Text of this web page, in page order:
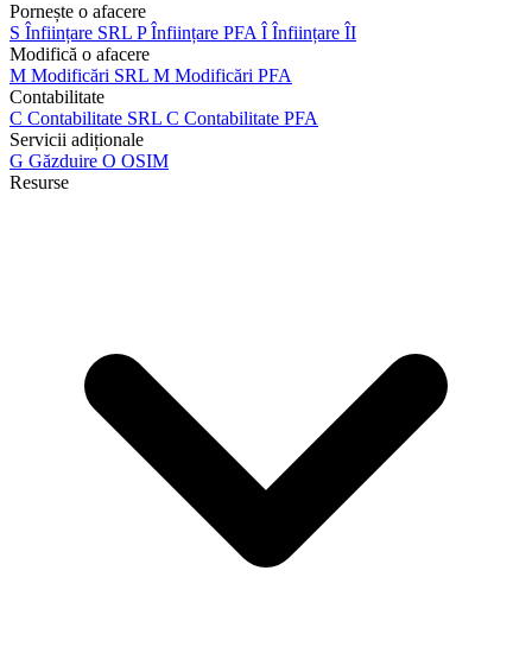
Pornește o afacere
S Înființare SRL PÎnființare PFA Î Înființare ÎI
Modifică o afacere
M Modificări SRL M Modificări PFA
Contabilitate
C Contabilitate SRL C Contabilitate PFA
Servicii adiționale
G Găzduire O OSIM
Resurse